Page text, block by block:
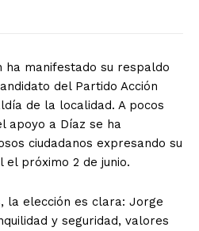
ha manifestado su respaldo
del Partido Acción
de la localidad. A pocos
apoyo a Díaz se ha
ciudadanos expresando su
próximo 2 de junio.
la elección es clara: Jorge
y seguridad, valores